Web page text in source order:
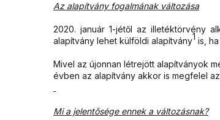
Az alapítvány fogalmának változása
2020. január 1-jétől az illetéktörvény
alapítvány lehet külföldi alapítvány1 is,
Mivel az újonnan létrejött alapítványok
évben az alapítvány akkor is megfelel
Mi a jelentősége ennek a változásnak?